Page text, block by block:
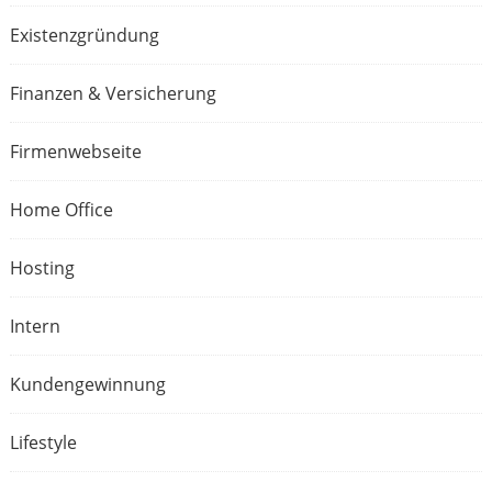
Existenzgründung
Finanzen & Versicherung
Firmenwebseite
Home Office
Hosting
Intern
Kundengewinnung
Lifestyle